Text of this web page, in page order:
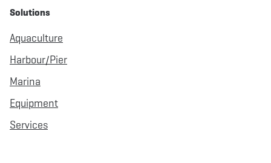
Solutions
Aquaculture
Harbour/Pier
Marina
Equipment
Services